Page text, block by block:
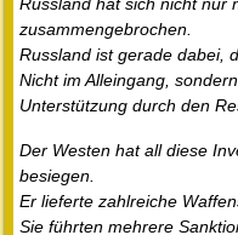
Russland hat sich nicht nur
zusammengebrochen.
Russland ist gerade dabei,
Nicht im Alleingang,
Unterstützung durch den
Der Westen hat all diese
besiegen.
Er lieferte zahlreiche
Sie führten mehrere